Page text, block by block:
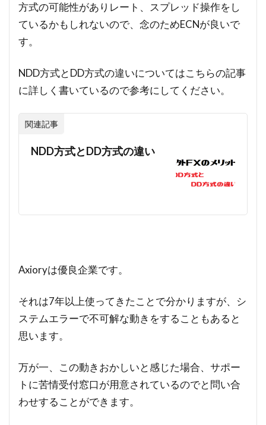
方式の可能性がありレート、スプレッド操作をし
ているかもしれないので、念のためECNが良いで
す。
NDD方式とDD方式の違いについてはこちらの記事
に詳しく書いているので参考にしてください。
関連記事
NDD方式とDD方式の違い
Axioryは優良企業です。
それは7年以上使ってきたことで分かりますが、シ
ステムエラーで不可解な動きをすることもあると
思います。
万が一、この動きおかしいと感じた場合、サポー
トに苦情受付窓口が用意されているのでと問い合
わせすることができます。